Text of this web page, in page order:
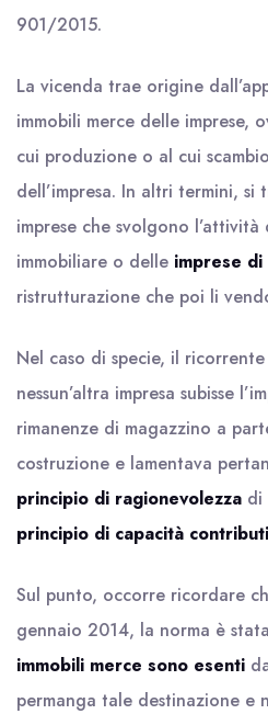
901/2015.
La vicenda trae origine
immobili merce delle imprese,
cui produzione o al cui
dell’impresa. In altri termini,
imprese che svolgono
immobiliare o delle imprese
ristrutturazione che poi li
Nel caso di specie, il
nessun’altra impresa subisse
rimanenze di magazzino a
costruzione e lamentava
principio di ragionevolezza di
principio di capacità
Sul punto, occorre ricordare
gennaio 2014, la norma è
immobili merce sono esenti
permanga tale destinazione e